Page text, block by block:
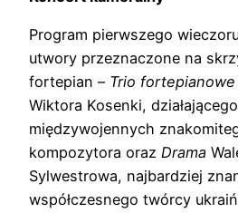
Program pierwszego
utwory przeznaczone na
fortepian – Trio fortepianowe
Wiktora Kosenki,
międzywojennych
kompozytora oraz Drama
Sylwestrowa, najbardziej
współczesnego twórcy